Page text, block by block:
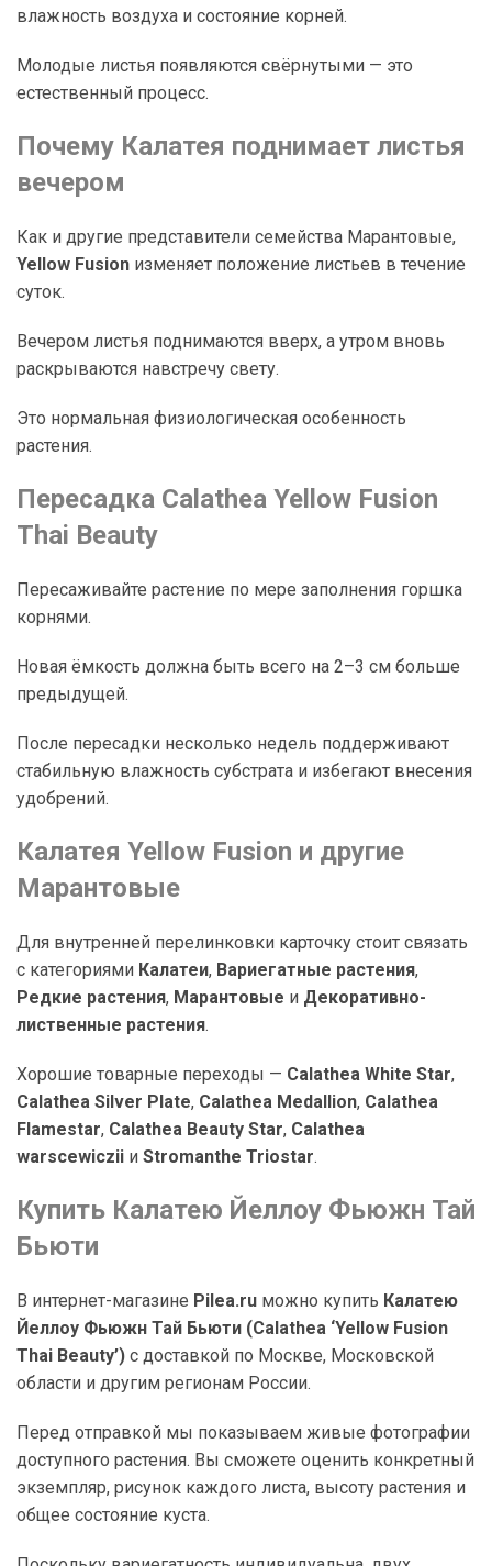
влажность воздуха и состояние корней.
Молодые листья появляются свёрнутыми — это
естественный процесс.
Почему Калатея поднимает листья
вечером
Как и другие представители семейства Марантовые,
Yellow Fusion изменяет положение листьев в течение
суток.
Вечером листья поднимаются вверх, а утром вновь
раскрываются навстречу свету.
Это нормальная физиологическая особенность
растения.
Пересадка Calathea Yellow Fusion
Thai Beauty
Пересаживайте растение по мере заполнения горшка
корнями.
Новая ёмкость должна быть всего на 2–3 см больше
предыдущей.
После пересадки несколько недель поддерживают
стабильную влажность субстрата и избегают внесения
удобрений.
Калатея Yellow Fusion и другие
Марантовые
Для внутренней перелинковки карточку стоит связать
с категориями Калатеи, Вариегатные растения,
Редкие растения, Марантовые и Декоративно-
лиственные растения.
Хорошие товарные переходы — Calathea White Star,
Calathea Silver Plate, Calathea Medallion, Calathea
Flamestar, Calathea Beauty Star, Calathea
warscewiczii и Stromanthe Triostar.
Купить Калатею Йеллоу Фьюжн Тай
Бьюти
В интернет-магазине Pilea.ru можно купить Калатею
Йеллоу Фьюжн Тай Бьюти (Calathea ‘Yellow Fusion
Thai Beauty’) с доставкой по Москве, Московской
области и другим регионам России.
Перед отправкой мы показываем живые фотографии
доступного растения. Вы сможете оценить конкретный
экземпляр, рисунок каждого листа, высоту растения и
общее состояние куста.